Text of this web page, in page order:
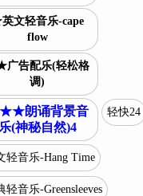
文轻音乐-cape
flow
告配乐(轻松格
调)
朗诵背景音
乐(神秘自然)4
轻快24
轻音乐-Hang Time
轻音乐-Greensleeves